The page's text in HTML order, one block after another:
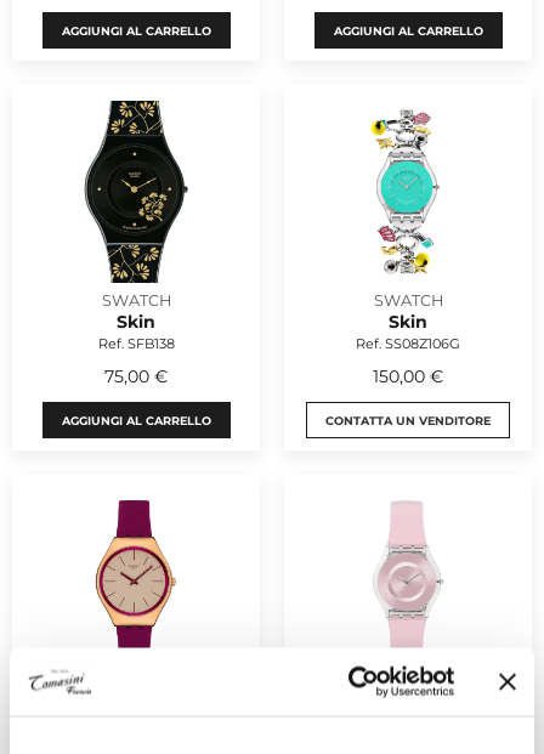
AGGIUNGI AL CARRELLO AGGIUNGI AL CARRELLO
SWATCH
Skin
Ref. SFB138
75,00 €
AGGIUNGI AL CARRELLO
SWATCH
Skin
Ref. SS08Z106G
150,00 €
CONTATTA UN VENDITORE
SWATCH